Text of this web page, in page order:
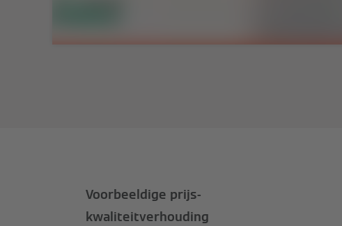
Voorbeeldige prijs-
kwaliteitverhouding